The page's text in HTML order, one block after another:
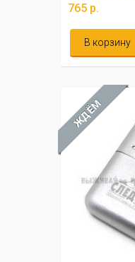
765 р.
В корзину
ЖДЁМ